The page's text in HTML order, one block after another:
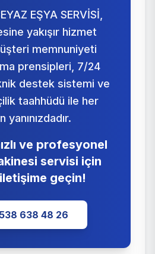
EŞYA SERVİSİ,
yakışır hizmet
memnuniyeti
prensipleri, 7/24
destek sistemi ve
taahhüdü ile her
yanınızdadır.
ve profesyonel
servisi için
geçin!
638 48 26